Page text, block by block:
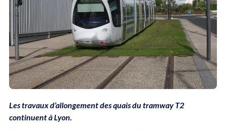
Les travaux d’allongement des quais du tramway T2
continuent à Lyon.